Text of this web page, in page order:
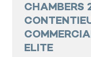
CHAMBERS
ELITE